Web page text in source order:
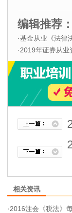
编辑推荐：
·基金从业《法律
·2019年证券从业
相关资讯
·2016注会《税法》每